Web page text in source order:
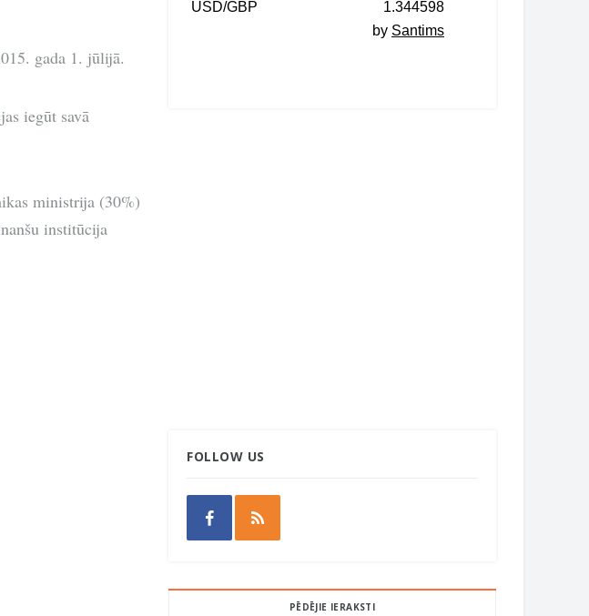
gada 1. jūlijā.
iegūt savā
ministrija (30%)
institūcija
FOLLOW US
PĒDĒJIE IERAKSTI